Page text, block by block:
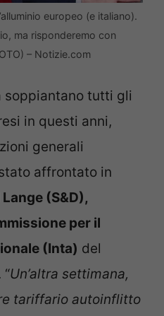
europeo (e italiano).
ma risponderemo con
– Notizie.com
soppiantano tutti gli
in questi anni,
generali
affrontato in
(S&D),
per il
(Inta) del
Un’altra settimana,
tariffario autoinflitto